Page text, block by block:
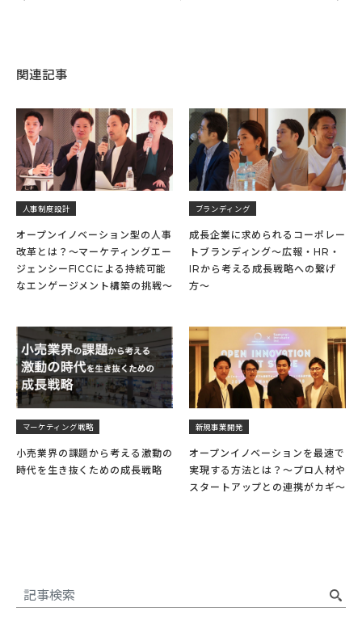
関連記事
人事制度設計
オープンイノベーション型の人事
改革とは？～マーケティングエー
ジェンシーFICCによる持続可能
なエンゲージメント構築の挑戦～
ブランディング
成長企業に求められるコーポレー
トブランディング～広報・HR・
IRから考える成長戦略への繋げ
方〜
マーケティング戦略
小売業界の課題から考える激動の
時代を生き抜くための成長戦略
新規事業開発
オープンイノベーションを最速で
実現する方法とは？～プロ人材や
スタートアップとの連携がカギ～